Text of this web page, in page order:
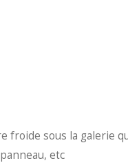
froide sous la galerie
etc